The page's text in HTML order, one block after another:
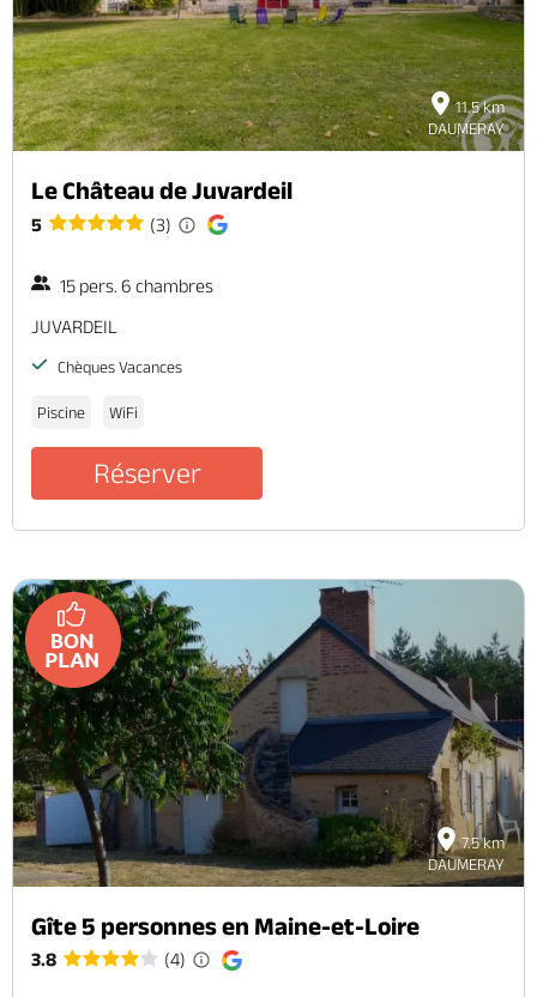
11.5 km
DAUMERAY
Le Château de Juvardeil
5 (3)
15 pers. 6 chambres
JUVARDEIL
Chèques Vacances
Piscine WiFi
Réserver
7.5 km
DAUMERAY
Gîte 5 personnes en Maine-et-Loire
3.8 (4)